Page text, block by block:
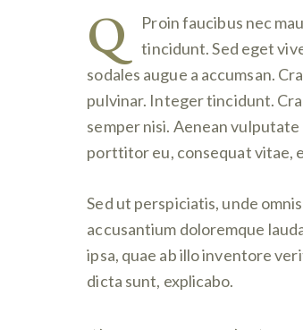
Q
Proin faucibus nec
tincidunt. Sed eget
sodales augue a accumsan.
pulvinar. Integer tincidunt.
semper nisi. Aenean
porttitor eu, consequat vitae,
Sed ut perspiciatis, unde
accusantium doloremque
ipsa, quae ab illo inventore
dicta sunt, explicabo.